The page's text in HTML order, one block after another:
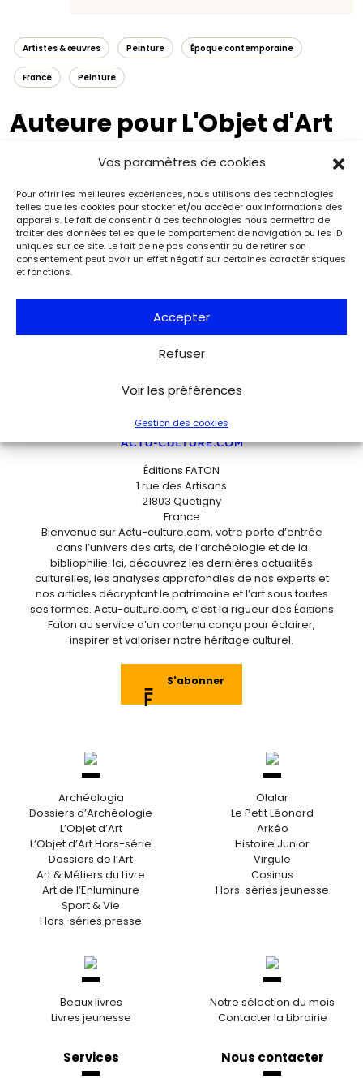
Vos paramètres de cookies
Pour offrir les meilleures expériences, nous utilisons des technologies
telles que les cookies pour stocker et/ou accéder aux informations des
appareils. Le fait de consentir à ces technologies nous permettra de
traiter des données telles que le comportement de navigation ou les ID
uniques sur ce site. Le fait de ne pas consentir ou de retirer son
consentement peut avoir un effet négatif sur certaines caractéristiques
et fonctions.
Accepter
Refuser
Voir les préférences
Gestion des cookies
Artistes & œuvres Peinture Époque contemporaine
France Peinture
Auteure pour L'Objet d'Art
https://fr.linkedin.com/in/alethmandula
Éditions FATON
1 rue des Artisans
21803 Quetigny
France
Bienvenue sur Actu-culture.com, votre porte d’entrée
dans l’univers des arts, de l’archéologie et de la
bibliophilie. Ici, découvrez les dernières actualités
culturelles, les analyses approfondies de nos experts et
nos articles décryptant le patrimoine et l’art sous toutes
ses formes. Actu-culture.com, c’est la rigueur des Éditions
Faton au service d’un contenu conçu pour éclairer,
inspirer et valoriser notre héritage culturel.
S'abonner
Archéologia
Dossiers d’Archéologie
L’Objet d’Art
L’Objet d’Art Hors-série
Dossiers de l’Art
Art & Métiers du Livre
Art de l’Enluminure
Sport & Vie
Hors-séries presse
Olalar
Le Petit Léonard
Arkéo
Histoire Junior
Virgule
Cosinus
Hors-séries jeunesse
Beaux livres
Livres jeunesse
Notre sélection du mois
Contacter la Librairie
Services Nous contacter